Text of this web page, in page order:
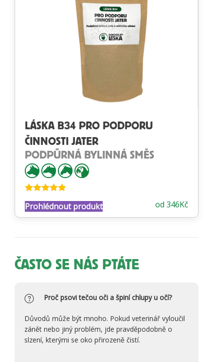
LÁSKA B34 PRO PODPORU
ČINNOSTI JATER
PODPŮRNÁ BYLINNÁ SMĚS
4.88z 5 od 346Kč
Prohlédnout produkt
ČASTO SE NÁS PTÁTE
Proč psovi tečou oči a špiní chlupy u očí?
Důvodů může být mnoho. Pokud veterinář vyloučil
zánět nebo jiný problém, jde pravděpodobně o
slzení, kterými se oko přirozeně čistí.